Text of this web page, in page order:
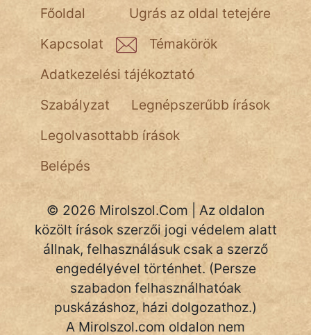
nagyöreg
NapHold
Név nélkül
pszichopati
szegény legény
Hoffer Botond
Ugrás az oldal tetejére
Főoldal
Kapcsolat
Témakörök
Adatkezelési tájékoztató
Szabályzat
Legnépszerűbb írások
Legolvasottabb írások
Belépés
© 2026 Mirolszol.Com | Az oldalon
közölt írások szerzői jogi védelem alatt
állnak, felhasználásuk csak a szerző
engedélyével történhet. (Persze
szabadon felhasználhatóak
puskázáshoz, házi dolgozathoz.)
A Mirolszol.com oldalon nem